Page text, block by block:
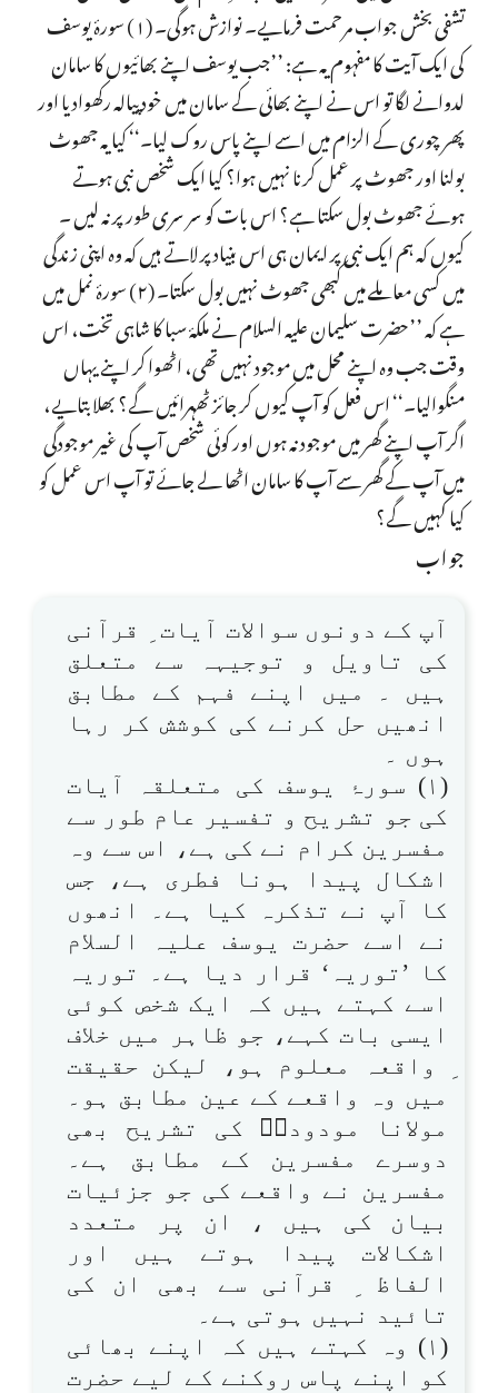
تشفی بخش جواب مرحمت فرمایے۔ نوازش ہوگی۔ (۱) سورۂ یوسف
کی ایک آیت کا مفہوم یہ ہے: ’’جب یوسف اپنے بھائیوں کا سامان
لدوانے لگا تو اس نے اپنے بھائی کے سامان میں خود پیالہ رکھوادیا اور
پھر چوری کے الزام میں اسے اپنے پاس روک لیا۔‘‘ کیا یہ جھوٹ
بولنا اور جھوٹ پر عمل کرنا نہیں ہوا؟ کیا ایک شخص نبی ہوتے
ہوئے جھوٹ بول سکتا ہے؟ اس بات کو سر سری طور پر نہ لیں ۔
کیوں کہ ہم ایک نبی پر ایمان ہی اس بنیاد پر لاتے ہیں کہ وہ اپنی زندگی
میں کسی معاملے میں کبھی جھوٹ نہیں بول سکتا۔ (۲) سورۂ نمل میں
ہے کہ ’’حضرت سلیمان علیہ السلام نے ملکۂ سبا کا شاہی تخت، اس
وقت جب وہ اپنے محل میں موجود نہیں تھی، اٹھوا کر اپنے یہاں
منگوالیا۔‘‘ اس فعل کو آپ کیوں کر جائز ٹھہرائیں گے؟ بھلا بتایے،
اگر آپ اپنے گھر میں موجود نہ ہوں اور کوئی شخص آپ کی غیر موجودگی
میں آپ کے گھر سے آپ کا سامان اٹھا لے جائے تو آپ اس عمل کو
کیا کہیں گے؟
جواب
آپ کے دونوں سوالات آیات ِ قرآنی
کی تاویل و توجیہہ سے متعلق
ہیں ۔ میں اپنے فہم کے مطابق
انھیں حل کرنے کی کوشش کر رہا
ہوں ۔
(۱) سورۂ یوسف کی متعلقہ آیات
کی جو تشریح و تفسیر عام طور سے
مفسرین کرام نے کی ہے، اس سے وہ
اشکال پیدا ہونا فطری ہے، جس
کا آپ نے تذکرہ کیا ہے۔ انھوں
نے اسے حضرت یوسف علیہ السلام
کا ’توریہ‘ قرار دیا ہے۔ توریہ
اسے کہتے ہیں کہ ایک شخص کوئی
ایسی بات کہے، جو ظاہر میں خلاف
ِ واقعہ معلوم ہو، لیکن حقیقت
میں وہ واقعے کے عین مطابق ہو۔
مولانا مودودیؒ کی تشریح بھی
دوسرے مفسرین کے مطابق ہے۔
مفسرین نے واقعے کی جو جزئیات
بیان کی ہیں ، ان پر متعدد
اشکالات پیدا ہوتے ہیں اور
الفاظ ِ قرآنی سے بھی ان کی
تائید نہیں ہوتی ہے۔
(۱) وہ کہتے ہیں کہ اپنے بھائی
کو اپنے پاس روکنے کے لیے حضرت